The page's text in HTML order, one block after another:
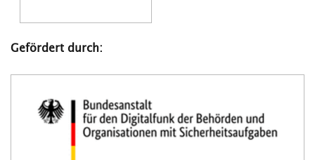
Gefördert durch: